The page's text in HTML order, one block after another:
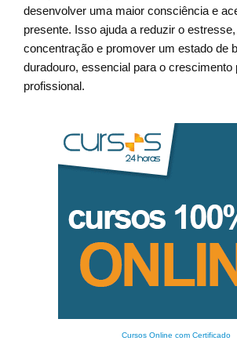
desenvolver uma maior consciência e
presente. Isso ajuda a reduzir o
concentração e promover um estado de
duradouro, essencial para o crescimento
profissional.
Cursos Online com Certificado